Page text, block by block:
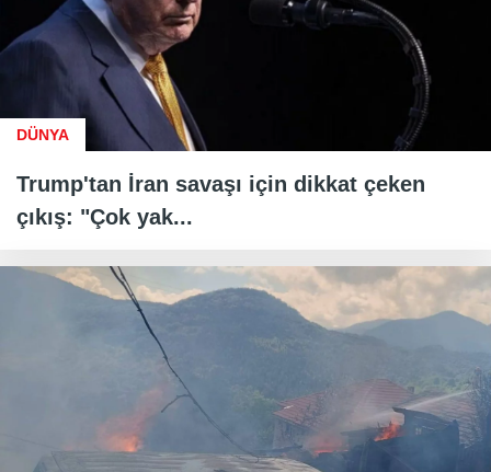
DÜNYA
Trump'tan İran savaşı için dikkat çeken
çıkış: "Çok yak...